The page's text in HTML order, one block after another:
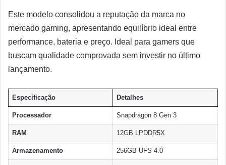
Este modelo consolidou a reputação da marca no
mercado gaming, apresentando equilíbrio ideal entre
performance, bateria e preço. Ideal para gamers que
buscam qualidade comprovada sem investir no último
lançamento.
Especificação Detalhes
Processador Snapdragon 8 Gen 3
RAM 12GB LPDDR5X
Armazenamento 256GB UFS 4.0